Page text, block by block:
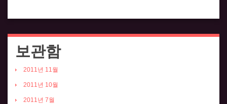
보관함
2011년 11월
2011년 10월
2011년 7월